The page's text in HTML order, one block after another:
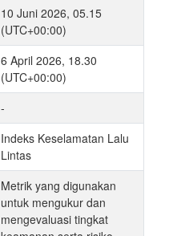
10 Juni 2026, 05.15
(UTC+00:00)
6 April 2026, 18.30
(UTC+00:00)
-
Indeks Keselamatan Lalu
Lintas
Metrik yang digunakan
untuk mengukur dan
mengevaluasi tingkat